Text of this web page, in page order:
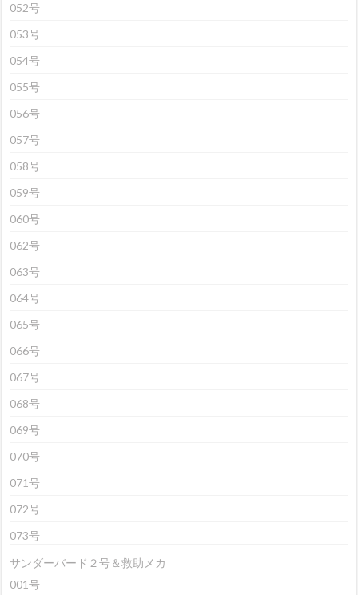
052号
053号
054号
055号
056号
057号
058号
059号
060号
062号
063号
064号
065号
066号
067号
068号
069号
070号
071号
072号
073号
サンダーバード２号＆救助メカ
001号